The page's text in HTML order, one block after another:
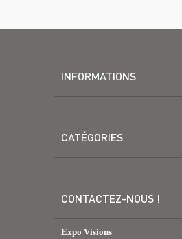
INFORMATIONS
CATÉGORIES
CONTACTEZ-NOUS !
Expo Visions